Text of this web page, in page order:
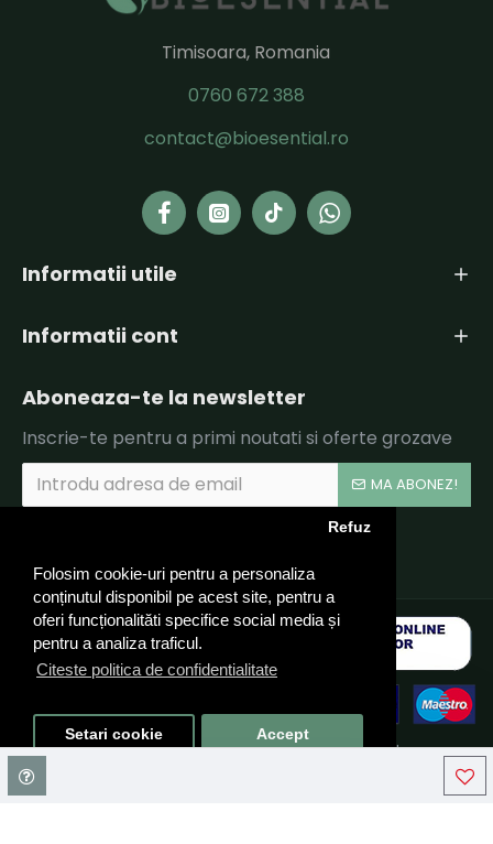
Folosim cookie-uri pentru a personaliza
conținutul disponibil pe acest site, pentru a
oferi funcționalităti specifice social media și
pentru a analiza traficul.
Citeste politica de confidentialitate
Refuz
Setari cookie Accept
Timisoara, Romania
0760 672 388
contact@bioesential.ro
Informatii utile
Informatii cont
Aboneaza-te la newsletter
Inscrie-te pentru a primi noutati si oferte grozave
MA ABONEZ!
© 2024 CARUSEL LPTG TEAM SRL, CIF: RO40324910 - Toate
drepturile rezervate - by DevPro.ro